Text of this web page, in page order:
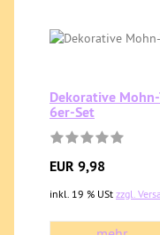
Dekorative
6er-Set
EUR 9,98
inkl. 19 % USt zzgl.